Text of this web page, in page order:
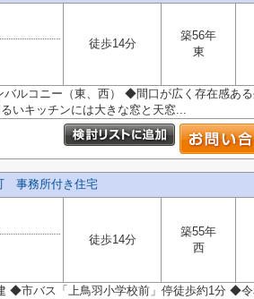
徒歩14分
築56年
東
ルコニー（東、西） ◆間口が広く存在感あ
いキッチンには大きな窓と天窓...
事務所付き住宅
徒歩14分
築55年
西
市バス「上鳥羽小学校前」停徒歩約1分 ◆令